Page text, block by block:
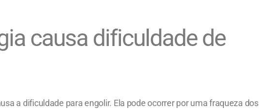
causa dificuldade de
a dificuldade para engolir. Ela pode ocorrer por uma fraqueza dos